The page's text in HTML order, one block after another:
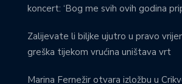
koncert: ‘Bog me svih ovih godina
Zalijevate li biljke ujutro u pravo
greška tijekom vrućina uništava vrt
Marina Fernežir otvara izložbu u